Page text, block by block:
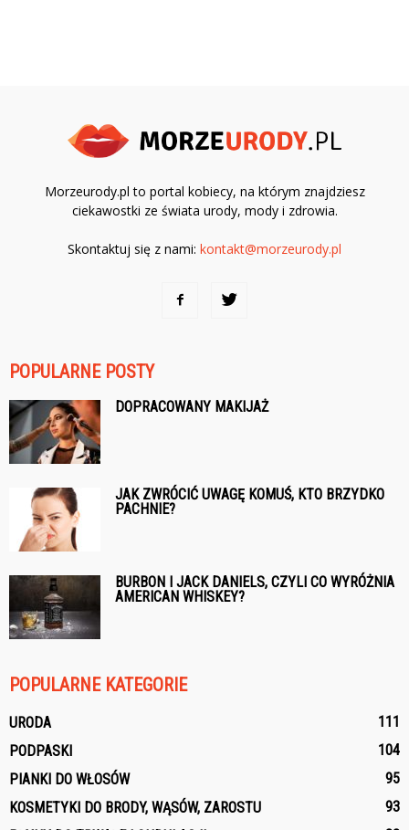
Morzeurody.pl to portal kobiecy, na którym znajdziesz
ciekawostki ze świata urody, mody i zdrowia.
Skontaktuj się z nami: kontakt@morzeurody.pl
POPULARNE POSTY
DOPRACOWANY MAKIJAŻ
JAK ZWRÓCIĆ UWAGĘ KOMUŚ, KTO BRZYDKO
PACHNIE?
BURBON I JACK DANIELS, CZYLI CO WYRÓŻNIA
AMERICAN WHISKEY?
POPULARNE KATEGORIE
URODA
111
PODPASKI
104
PIANKI DO WŁOSÓW
95
KOSMETYKI DO BRODY, WĄSÓW, ZAROSTU
93